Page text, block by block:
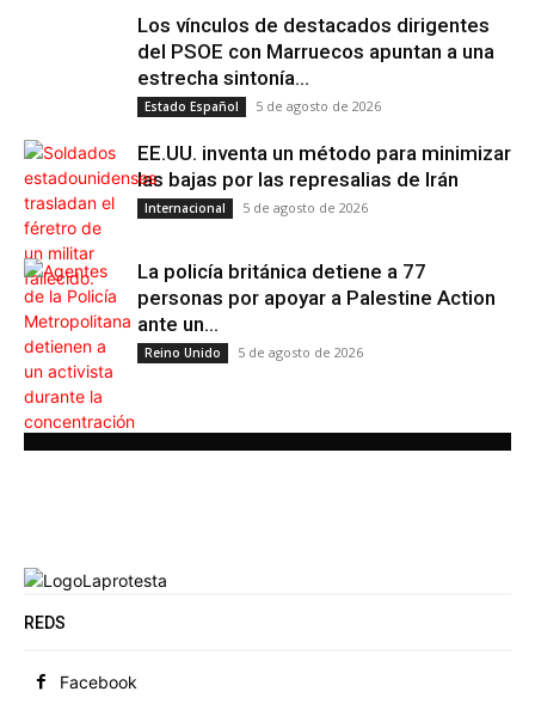
Los vínculos de destacados dirigentes
del PSOE con Marruecos apuntan a una
estrecha sintonía...
Estado Español 5 de agosto de 2026
EE.UU. inventa un método para minimizar
las bajas por las represalias de Irán
Internacional 5 de agosto de 2026
La policía británica detiene a 77
personas por apoyar a Palestine Action
ante un...
Reino Unido 5 de agosto de 2026
REDS
Facebook